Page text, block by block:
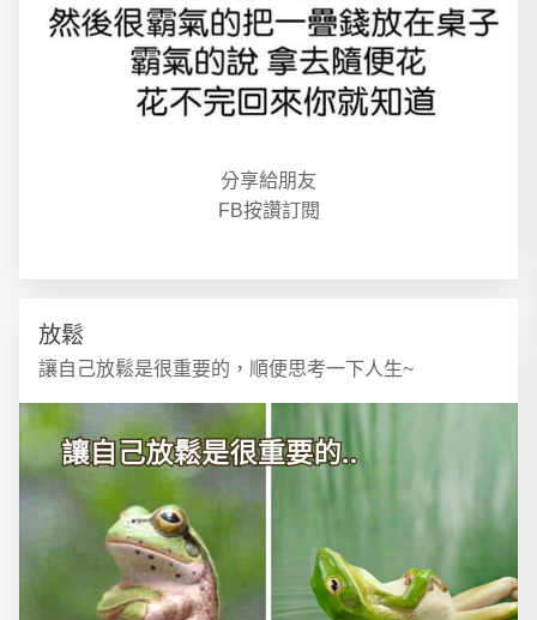
分享給朋友
FB按讚訂閱
放鬆
讓自己放鬆是很重要的，順便思考一下人生~